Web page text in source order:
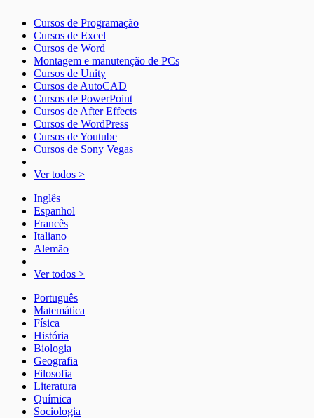
Cursos de Programação
Cursos de Excel
Cursos de Word
Montagem e manutenção de PCs
Cursos de Unity
Cursos de AutoCAD
Cursos de PowerPoint
Cursos de After Effects
Cursos de WordPress
Cursos de Youtube
Cursos de Sony Vegas
Ver todos >
Inglês
Espanhol
Francês
Italiano
Alemão
Ver todos >
Português
Matemática
Física
História
Biologia
Geografia
Filosofia
Literatura
Química
Sociologia